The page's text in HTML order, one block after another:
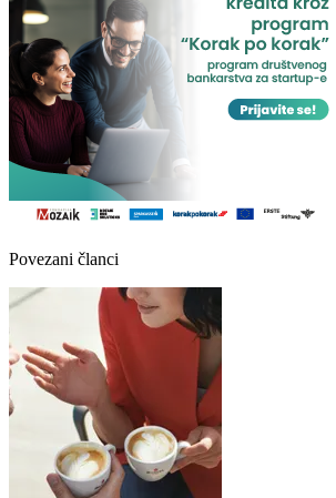
Povezani članci